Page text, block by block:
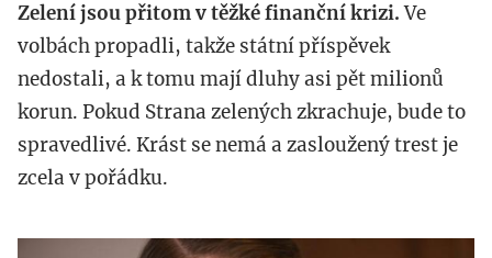
Zelení jsou přitom v těžké finanční krizi.Ve
volbách propadli, takže státní příspěvek
nedostali, a k tomu mají dluhy asi pět milionů
korun. Pokud Strana zelených zkrachuje, bude to
spravedlivé. Krást se nemá a zasloužený trest je
zcela v pořádku.